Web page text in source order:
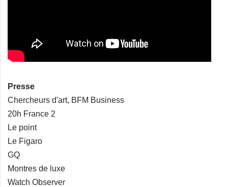
Presse
Chercheurs d'art, BFM Business
20h France 2
Le point
Le Figaro
GQ
Montres de luxe
Watch Observer